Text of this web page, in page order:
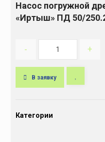
Насос погружной
«Иртыш» ПД 50/
- +
В заявку
tКатегории